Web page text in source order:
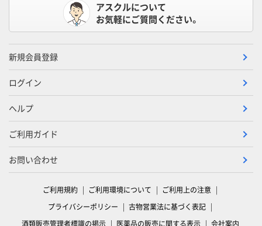
アスクルについて
お気軽にご質問ください。
新規会員登録
ログイン
ヘルプ
ご利用ガイド
お問い合わせ
ご利用規約 ご利用環境について
ご利用上の注意
プライバシーポリシー
古物営業法に基づく表記
酒類販売管理者標識の掲示
医薬品の販売に関する表示 会社案内